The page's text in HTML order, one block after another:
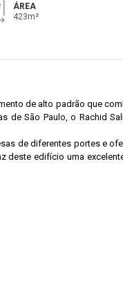
ÁREA
423m²
de alto padrão que
São Paulo, o Rachid
de diferentes portes e
edifício uma